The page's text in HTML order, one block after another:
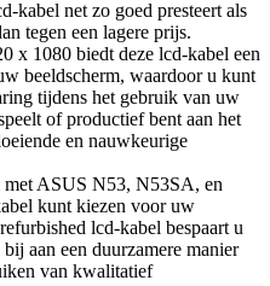
kabel net zo goed presteert als
tegen een lagere prijs.
x 1080 biedt deze lcd-kabel een
beeldscherm, waardoor u kunt
tijdens het gebruik van uw
of productief bent aan het
en nauwkeurige
ASUS N53, N53SA, en
kunt kiezen voor uw
lcd-kabel bespaart u
aan een duurzamere manier
van kwalitatief